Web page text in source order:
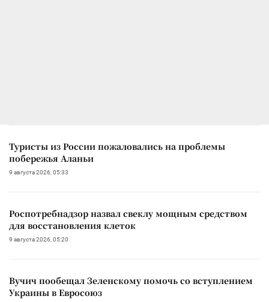
Туристы из России пожаловались на проблемы
побережья Аланьи
9 августа 2026, 05:33
Роспотребнадзор назвал свеклу мощным средством
для восстановления клеток
9 августа 2026, 05:20
Вучич пообещал Зеленскому помочь со вступлением
Украины в Евросоюз